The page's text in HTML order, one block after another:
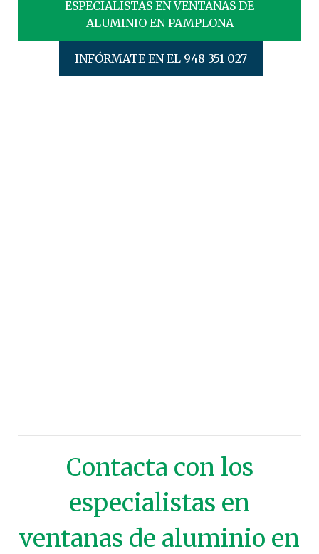
ESPECIALISTAS EN VENTANAS DE
ALUMINIO EN PAMPLONA
INFÓRMATE EN EL 948 351 027
Contacta con los
especialistas en
ventanas de aluminio en